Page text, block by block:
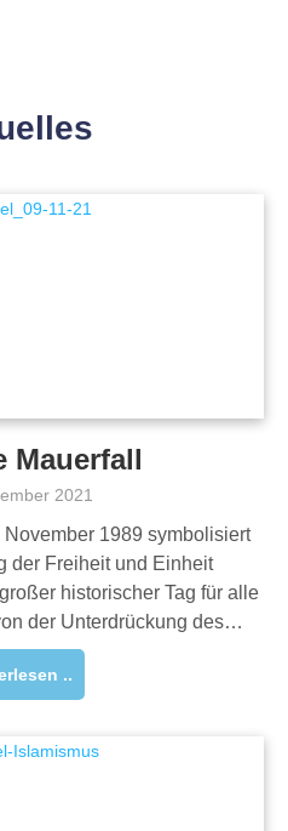
Mauerfall
2021
1989 symbolisiert
der Freiheit und Einheit
historischer Tag für alle
der Unterdrückung des…
..